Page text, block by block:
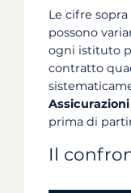
Le cifre
possono
ogni istituto
contratto
Assicurazioni
prima di
Il